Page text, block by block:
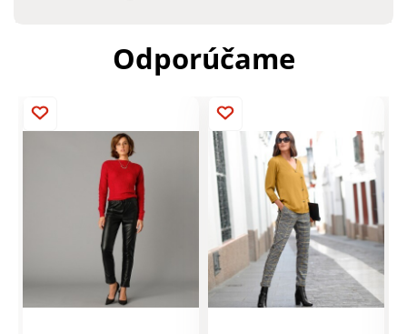
Odporúčame